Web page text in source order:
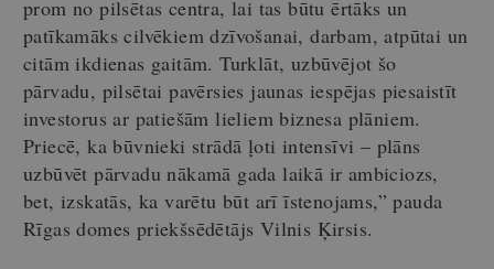
prom no pilsētas centra, lai tas būtu ērtāks un
patīkamāks cilvēkiem dzīvošanai, darbam, atpūtai un
citām ikdienas gaitām. Turklāt, uzbūvējot šo
pārvadu, pilsētai pavērsies jaunas iespējas piesaistīt
investorus ar patiešām lieliem biznesa plāniem.
Priecē, ka būvnieki strādā ļoti intensīvi – plāns
uzbūvēt pārvadu nākamā gada laikā ir ambiciozs,
bet, izskatās, ka varētu būt arī īstenojams,” pauda
Rīgas domes priekšsēdētājs Vilnis Ķirsis.